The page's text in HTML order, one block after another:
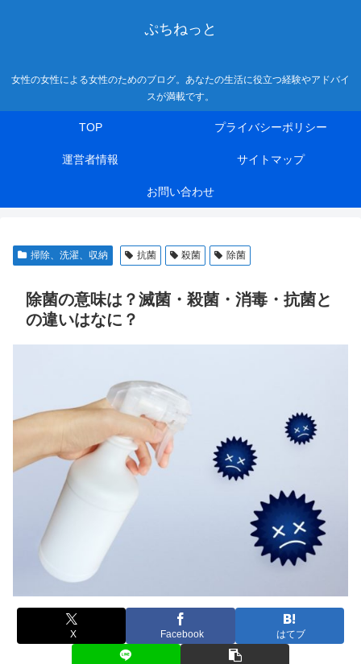
ぷちねっと
女性の女性による女性のためのブログ。あなたの生活に役立つ経験やアドバイ
スが満載です。
TOP プライバシーポリシー
運営者情報 サイトマップ
お問い合わせ
掃除、洗濯、収納 抗菌 殺菌 除菌
除菌の意味は？滅菌・殺菌・消毒・抗菌と
の違いはなに？
X Facebook はてブ